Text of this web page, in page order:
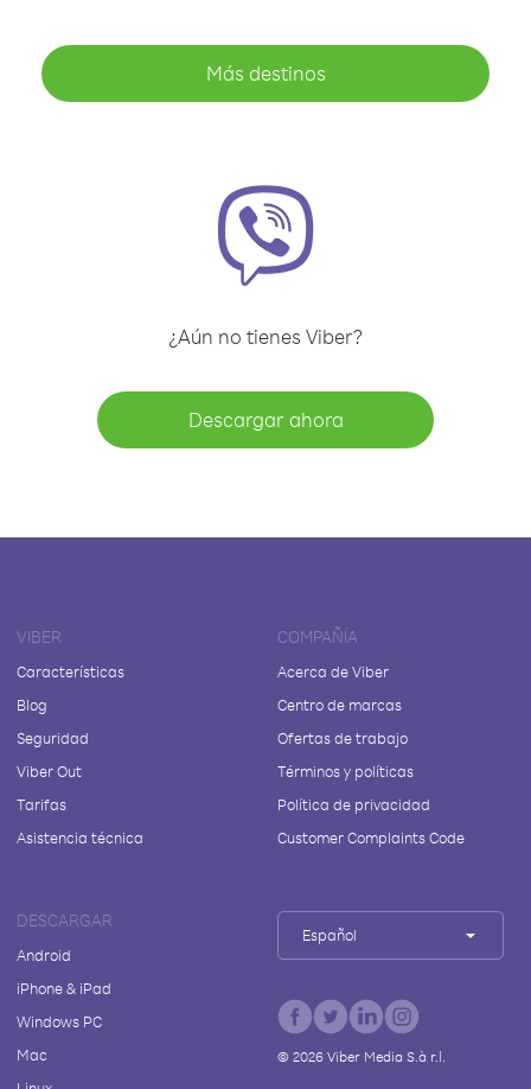
Más destinos
¿Aún no tienes Viber?
Descargar ahora
VIBER
Características
Blog
Seguridad
Viber Out
Tarifas
Asistencia técnica
COMPAÑÍA
Acerca de Viber
Centro de marcas
Ofertas de trabajo
Términos y políticas
Política de privacidad
Customer Complaints Code
DESCARGAR
Android
iPhone & iPad
Windows PC
Mac
Español
© 2026Viber Media S.à r.l.